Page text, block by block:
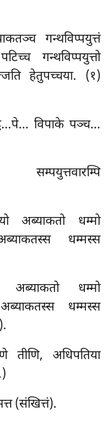
गन्थविप्पयुत्तं
गन्थविप्पयुत्तो
हेतुपच्चया. (१)
विपाके पञ्च…
अब्याकतो धम्मो
धम्मस्स
अब्याकतो धम्मो
धम्मस्स
तीणि, अधिपतिया
(संखित्तं).